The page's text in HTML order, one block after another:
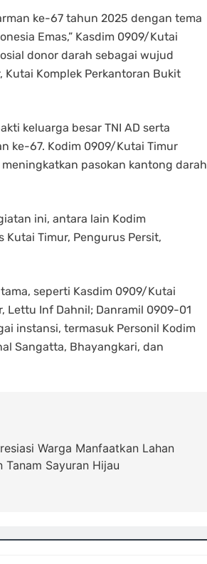
ke-67 tahun 2025 dengan tema
Emas,” Kasdim 0909/Kutai
donor darah sebagai wujud
Komplek Perkantoran Bukit
keluarga besar TNI AD serta
ke-67. Kodim 0909/Kutai Timur
pasokan kantong darah
ini, antara lain Kodim
Kutai Timur, Pengurus Persit,
seperti Kasdim 0909/Kutai
Lettu Inf Dahnil; Danramil 0909-01
instansi, termasuk Personil Kodim
Sangatta, Bhayangkari, dan
Warga Manfaatkan Lahan
Tanam Sayuran Hijau